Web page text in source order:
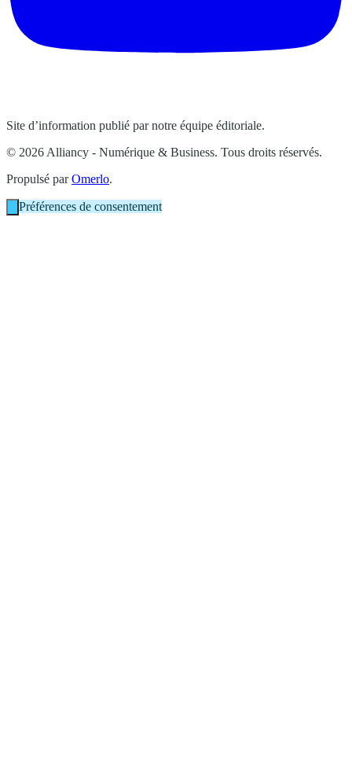
Site d’information publié par notre équipe éditoriale.
© 2026 Alliancy - Numérique & Business. Tous droits réservés.
Propulsé parOmerlo.
Préférences de consentement